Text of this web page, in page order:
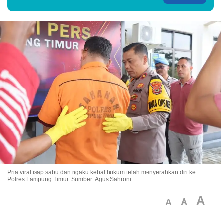
Pria viral isap sabu dan ngaku kebal hukum telah menyerahkan diri ke
Polres Lampung Timur. Sumber: Agus Sahroni
A A A